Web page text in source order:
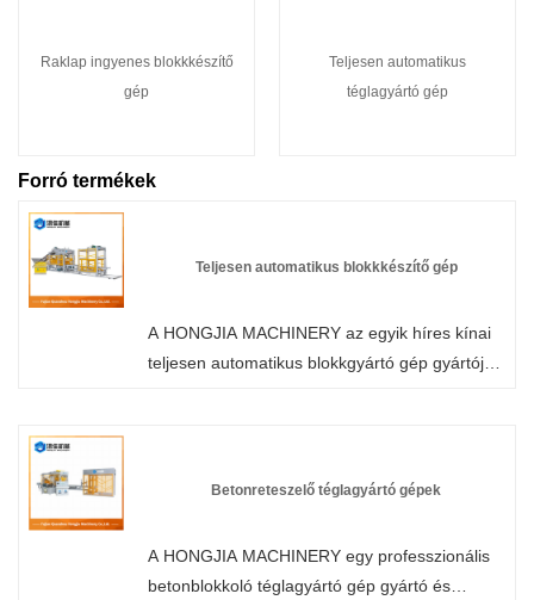
Raklap ingyenes blokkkészítő
gép
Teljesen automatikus
téglagyártó gép
Forró termékek
Teljesen automatikus blokkkészítő gép
A HONGJIA MACHINERY az egyik híres kínai
teljesen automatikus blokkgyártó gép gyártója
MACHINERY-től. Az ügyfelek minden kérésére
Betonreteszelő téglagyártó gépek
A HONGJIA MACHINERY egy professzionális
betonblokkoló téglagyártó gép gyártó és